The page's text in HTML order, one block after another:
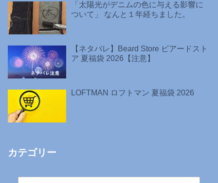
「太陽光がデニムの色に与える影響に
ついて」 なんと１年経ちました。
【ネタバレ】Beard Store ビアードスト
ア 夏福袋 2026【注意】
LOFTMAN ロフトマン 夏福袋 2026
カテゴリー